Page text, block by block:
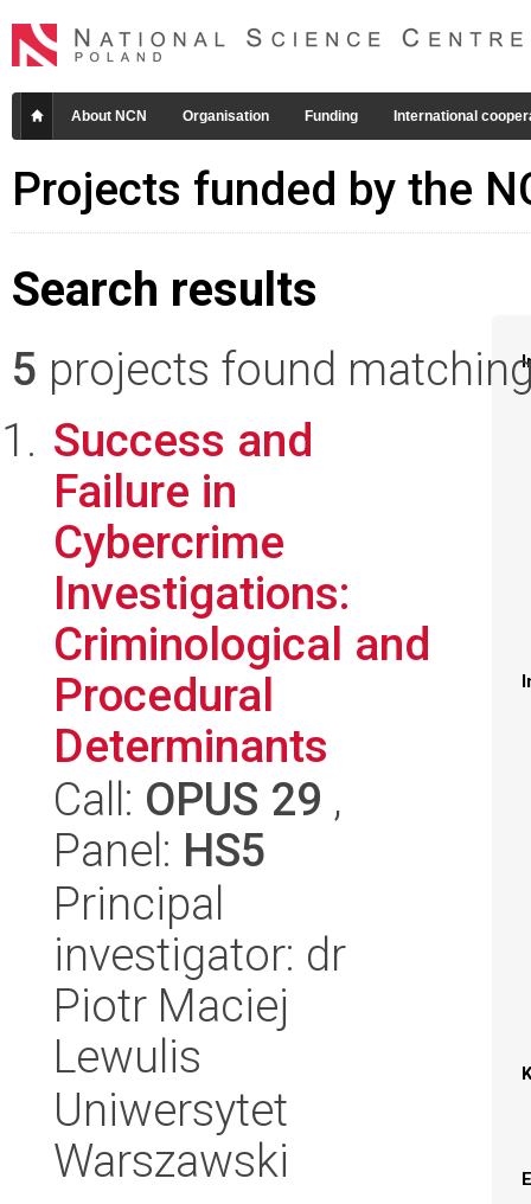
About NCN Organisation Funding International
Projects funded by the
Search results
5 projects found
Success and
Failure in
Cybercrime
Investigations:
Criminological and
Procedural
Determinants
Call: OPUS 29 ,
Panel: HS5
Principal
investigator: dr
Piotr Maciej
Lewulis
Uniwersytet
Warszawski